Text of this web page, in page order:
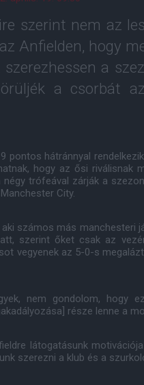
szerint nem az
Anfielden, hogy
a
a csorbát
pontos hátránnyal
hogy az ősi riválisnak
trófeával zárják a
City.
aki számos más manchesteri
szerint őket csak az
vegyenek az 5-0-s
nem gondolom, hogy
része lenne a
látogatásunk
szerezni a klub és a